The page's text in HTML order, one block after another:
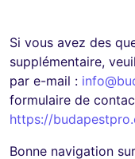
Si vous avez des
supplémentaire,
par e-mail :
formulaire de
https://
Bonne navigation